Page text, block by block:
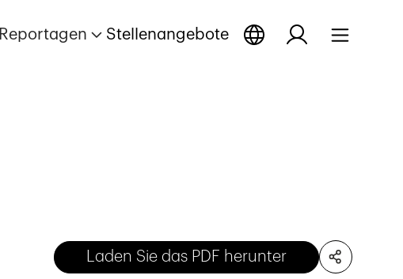
Reportagen Stellenangebote
Laden Sie das PDF herunter